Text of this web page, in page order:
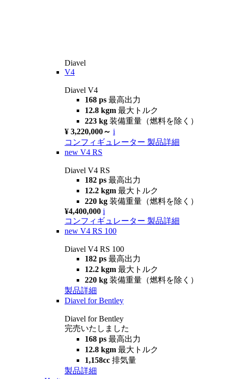
Diavel
V4
Diavel V4
168 ps 最高出力
12.8 kgm 最大トルク
223 kg 装備重量（燃料を除く）
¥ 3,220,000～ i
コンフィギュレーター 製品詳細
new V4 RS
Diavel V4 RS
182 ps 最高出力
12.2 kgm 最大トルク
220 kg 装備重量（燃料を除く）
¥4,400,000 i
コンフィギュレーター 製品詳細
new V4 RS 100
Diavel V4 RS 100
182 ps 最高出力
12.2 kgm 最大トルク
220 kg 装備重量（燃料を除く）
製品詳細
Diavel for Bentley
Diavel for Bentley
完売いたしました
168 ps 最高出力
12.8 kgm 最大トルク
1,158cc 排気量
製品詳細